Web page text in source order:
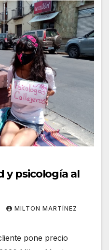
y psicología al
MILTON MARTÍNEZ
pone precio